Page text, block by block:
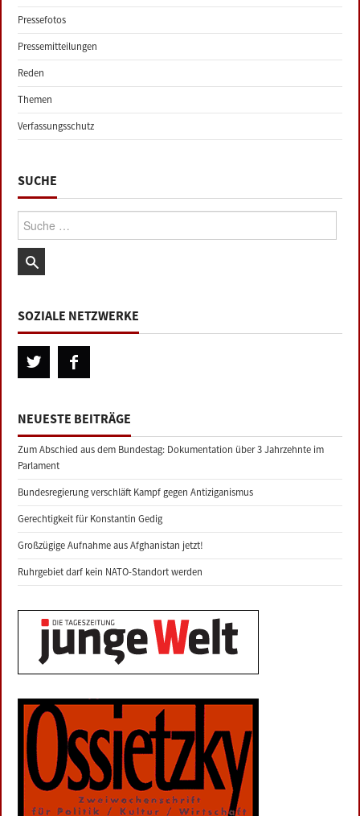
Pressefotos
Pressemitteilungen
Reden
Themen
Verfassungsschutz
SUCHE
Suche:
SOZIALE NETZWERKE
NEUESTE BEITRÄGE
Zum Abschied aus dem Bundestag: Dokumentation über 3 Jahrzehnte im
Parlament
Bundesregierung verschläft Kampf gegen Antiziganismus
Gerechtigkeit für Konstantin Gedig
Großzügige Aufnahme aus Afghanistan jetzt!
Ruhrgebiet darf kein NATO-Standort werden